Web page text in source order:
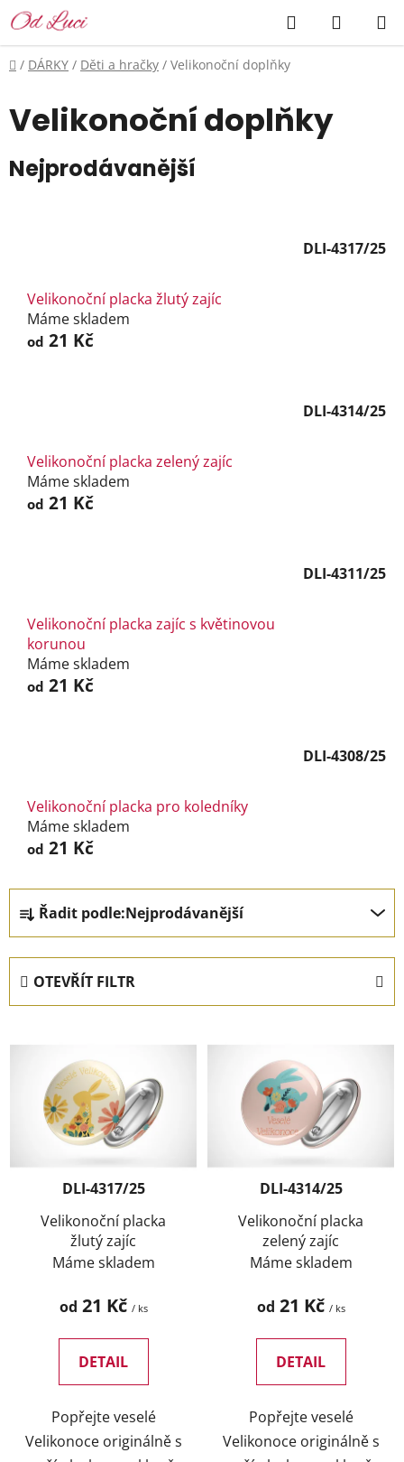
Přejít
na
obsah
Hledat
KOŠÍK
Domů
/ DÁRKY / Děti a hračky / Velikonoční doplňky
Velikonoční doplňky
Nejprodávanější
DLI-4317/25
Velikonoční placka žlutý zajíc
Máme skladem
od 21 Kč
DLI-4314/25
Velikonoční placka zelený zajíc
Máme skladem
od 21 Kč
DLI-4311/25
Velikonoční placka zajíc s květinovou
korunou
Máme skladem
od 21 Kč
DLI-4308/25
Velikonoční placka pro koledníky
Máme skladem
od 21 Kč
Ř
a
z
e
n
p
Řadit podle:Nejprodávanější
OTEVŘÍT FILTR
DLI-4317/25
Velikonoční placka
žlutý zajíc
Máme skladem
od 21 Kč / ks
DETAIL
Popřejte veselé
Velikonoce originálně s
DLI-4314/25
Velikonoční placka
zelený zajíc
Máme skladem
od 21 Kč / ks
DETAIL
Popřejte veselé
Velikonoce originálně s